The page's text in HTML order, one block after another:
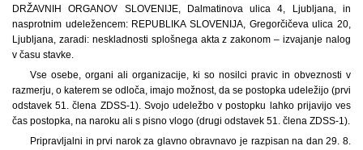
DRŽAVNIH ORGANOV SLOVENIJE, Dalmatinova ulica 4, Ljubljana, in
nasprotnim udeležencem: REPUBLIKA SLOVENIJA, Gregorčičeva ulica 20,
Ljubljana, zaradi: neskladnosti splošnega akta z zakonom – izvajanje nalog
v času stavke.
Vse osebe, organi ali organizacije, ki so nosilci pravic in obveznosti v
razmerju, o katerem se odloča, imajo možnost, da se postopka udeležijo (prvi
odstavek 51. člena ZDSS-1). Svojo udeležbo v postopku lahko prijavijo ves
čas postopka, na naroku ali s pisno vlogo (drugi odstavek 51. člena ZDSS-1).
Pripravljalni in prvi narok za glavno obravnavo je razpisan na dan 29. 8.